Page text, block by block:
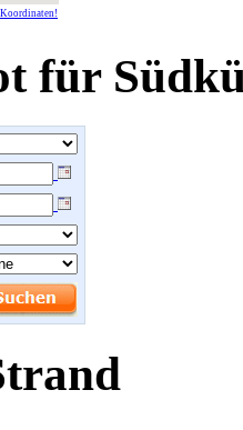
Koordinaten!
für